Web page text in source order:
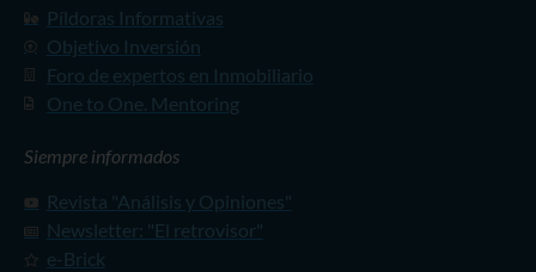
Píldoras Informativas
Objetivo Inversión
Foro de expertos en Inmobiliario
One to One. Mentoring
Siempre informados
Revista "Análisis y Opiniones"
Newsletter: "El retrovisor"
e-Brick